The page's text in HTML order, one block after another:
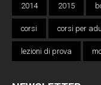
2014 2015
corsi corsi per
lezioni di prova